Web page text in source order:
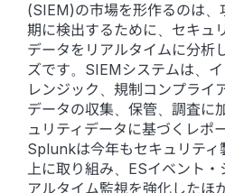
(SIEM)の市場を形作るのは
期に検出するために、セキュ
データをリアルタイムに分析
ズです。SIEMシステムは、
レンジック、規制コンプライ
データの収集、保管、調査に
ュリティデータに基づくレポ
Splunkは今年もセキュリティ
上に取り組み、ESイベント・
アルタイム監視を強化したほ